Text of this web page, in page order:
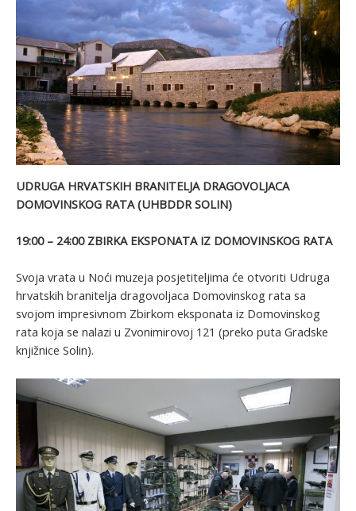
UDRUGA HRVATSKIH BRANITELJA DRAGOVOLJACA
DOMOVINSKOG RATA (UHBDDR SOLIN)
19:00 – 24:00 ZBIRKA EKSPONATA IZ DOMOVINSKOG RATA
Svoja vrata u Noći muzeja posjetiteljima će otvoriti Udruga
hrvatskih branitelja dragovoljaca Domovinskog rata sa
svojom impresivnom Zbirkom eksponata iz Domovinskog
rata koja se nalazi u Zvonimirovoj 121 (preko puta Gradske
knjižnice Solin).